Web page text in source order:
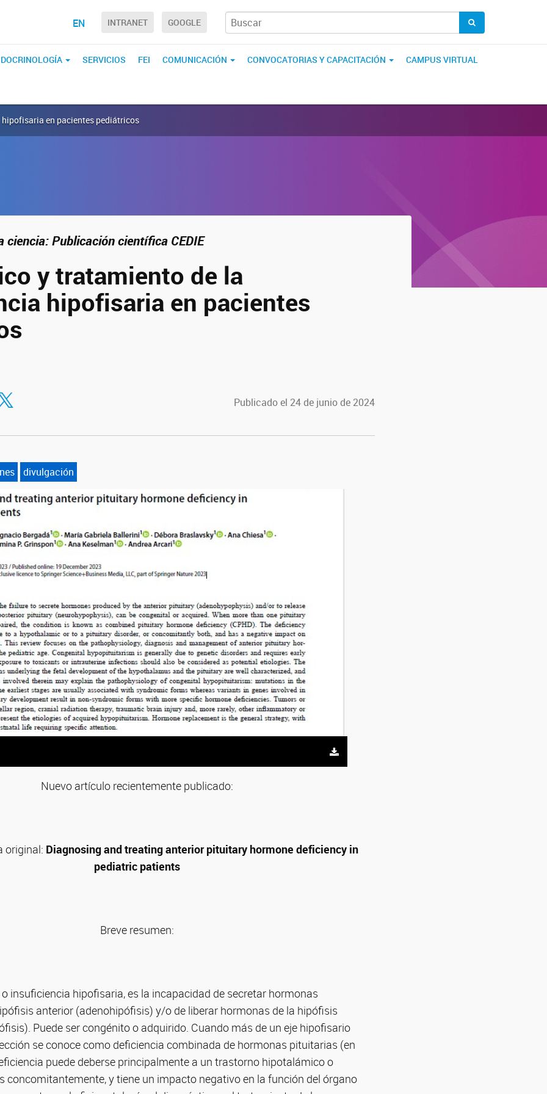
EN INTRANET GOOGLE
SERVICIOS FEI COMUNICACIÓN CONVOCATORIAS Y CAPACITACIÓN CAMPUS VIRTUAL
en pacientes pediátricos
ciencia: Publicación científica CEDIE
y tratamiento de la
hipofisaria en pacientes
en Facebook
en Twitter Publicado el 24 de junio de 2024
divulgación
Nuevo artículo recientemente publicado:
original: Diagnosing and treating anterior pituitary hormone deficiency in
pediatric patients
Breve resumen:
insuficiencia hipofisaria, es la incapacidad de secretar hormonas
anterior (adenohipófisis) y/o de liberar hormonas de la hipófisis
Puede ser congénito o adquirido. Cuando más de un eje hipofisario
se conoce como deficiencia combinada de hormonas pituitarias (en
puede deberse principalmente a un trastorno hipotalámico o
concomitantemente, y tiene un impacto negativo en la función del órgano